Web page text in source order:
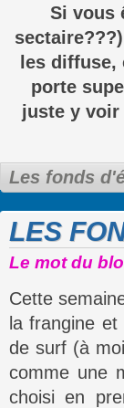
Si vous
les
porte
juste y
Les fonds
LES
Le mot du
Cette
la frangine
de surf (à
comme une
choisi en